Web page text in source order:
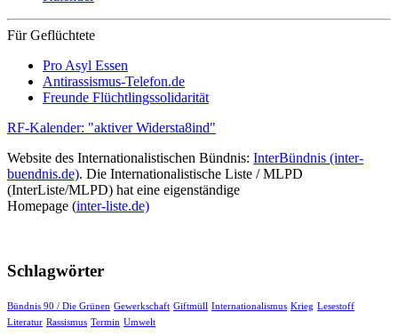
Für Geflüchtete
Pro Asyl Essen
Antirassismus-Telefon.de
Freunde Flüchtlingssolidarität
RF-Kalender: "aktiver Widersta8ind"
Website des Internationalistischen Bündnis: InterBündnis (inter-
buendnis.de). Die Internationalistische Liste / MLPD
(InterListe/MLPD) hat eine eigenständige
Homepage (inter-liste.de)
Schlagwörter
Bündnis 90 / Die Grünen Gewerkschaft Giftmüll Internationalismus Krieg Lesestoff
Literatur Rassismus Termin Umwelt